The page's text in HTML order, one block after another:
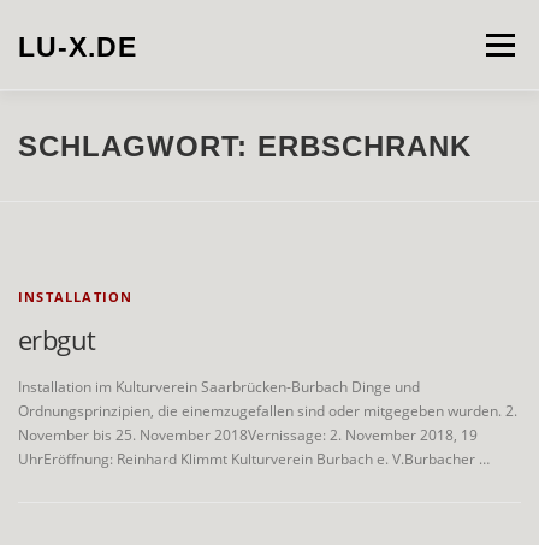
Inhalt
springen
LU-X.DE Menü
PROJECTS INSTALLATION PHOTOGRAPHY
SCHLAGWORT: ERBSCHRANK
INSTALLATION
erbgut
Installation im Kulturverein Saarbrücken-Burbach Dinge und
Ordnungsprinzipien, die einemzugefallen sind oder mitgegeben wurden. 2.
November bis 25. November 2018Vernissage: 2. November 2018, 19
UhrEröffnung: Reinhard Klimmt Kulturverein Burbach e. V.Burbacher …